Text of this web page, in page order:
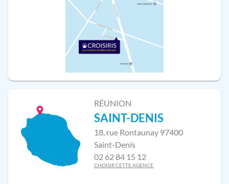
RÉUNION
SAINT-DENIS
18, rue Rontaunay 97400
Saint-Denis
02 62 84 15 12
CHOISIR CETTE AGENCE